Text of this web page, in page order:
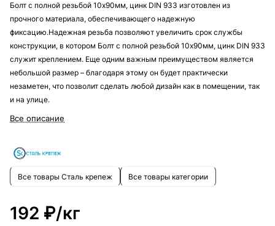
Болт с полной резьбой 10х90мм, цинк DIN 933 изготовлен из
прочного материала, обеспечивающего надежную
фиксацию.Надежная резьба позволяют увеличить срок службы
конструкции, в котором Болт с полной резьбой 10х90мм, цинк DIN 933
служит креплением. Еще одним важным преимуществом является
небольшой размер – благодаря этому он будет практически
незаметен, что позволит сделать любой дизайн как в помещении, так
и на улице.
Все описание
Все товары Сталь крепеж Все товары категории
192 ₽/кг